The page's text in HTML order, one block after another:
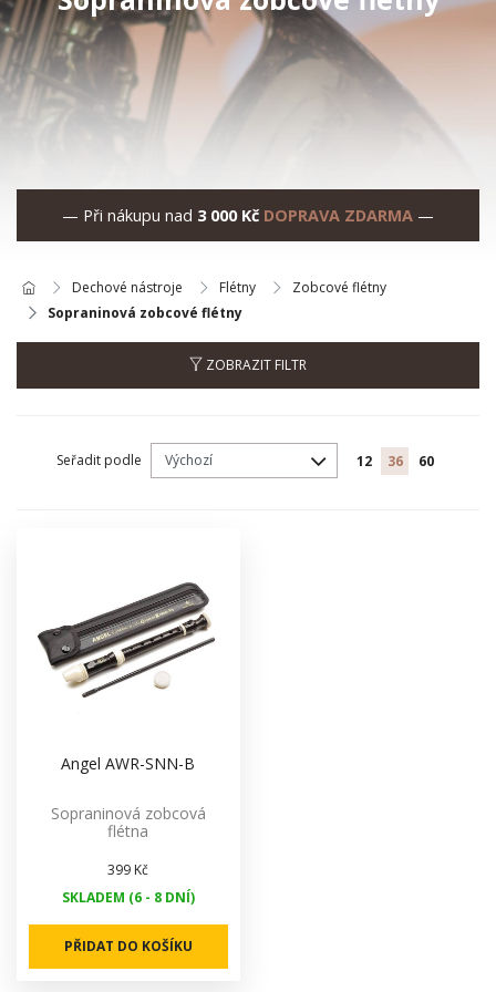
— Při nákupu nad 3 000 Kč DOPRAVA ZDARMA —
Dechové nástroje Flétny
Zobcové flétny
Sopraninová zobcové flétny
ZOBRAZIT FILTR
Seřadit podle 12 36 60
Angel AWR-SNN-B
Sopraninová zobcová
flétna
399 Kč
SKLADEM (6 - 8 DNÍ)
PŘIDAT DO KOŠÍKU